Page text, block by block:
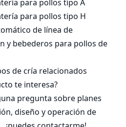
Bandeja de
alimentación para
pollos de engorde